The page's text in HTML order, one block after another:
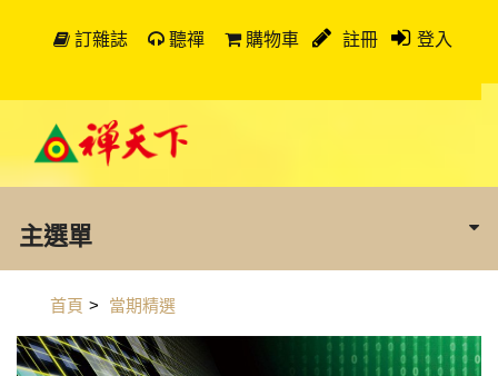
訂雜誌 聽禪 購物車 註冊 登入
主選單
首頁 > 當期精選